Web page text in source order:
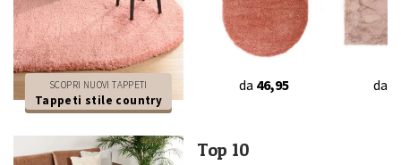
SCOPRI NUOVI TAPPETI
Tappeti stile country
da 46,95 da
Top 10